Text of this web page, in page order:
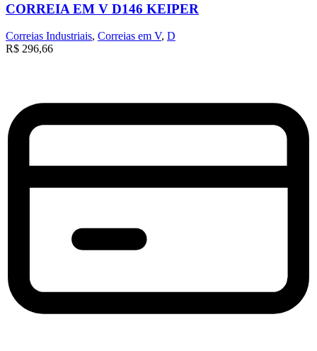
CORREIA EM V D146 KEIPER
Correias Industriais, Correias em V, D
R$ 296,66